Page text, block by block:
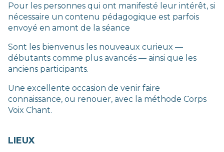
Pour les personnes qui ont manifesté leur intérêt, si
nécessaire un contenu pédagogique est parfois
envoyé en amont de la séance
Sont les bienvenus les nouveaux curieux —
débutants comme plus avancés — ainsi que les
anciens participants.
Une excellente occasion de venir faire
connaissance, ou renouer, avec la méthode Corps
Voix Chant.
LIEUX